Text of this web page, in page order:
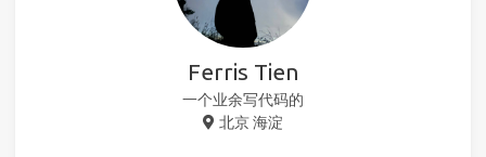
Ferris Tien
一个业余写代码的
北京 海淀